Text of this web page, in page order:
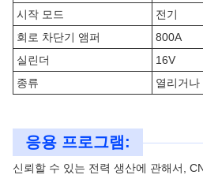
시작 모드
전기
회로 차단기 앰퍼
800A
실린더
16V
종류
열리거나
응용 프로그램:
신뢰할 수 있는 전력 생산에 관해서,